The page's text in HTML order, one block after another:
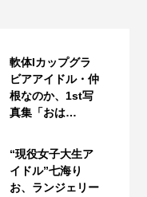
軟体Iカップグラ
ビアアイドル・仲
根なのか、1st写
真集「おは…
“現役女子大生ア
イドル”七海り
お、ランジェリー